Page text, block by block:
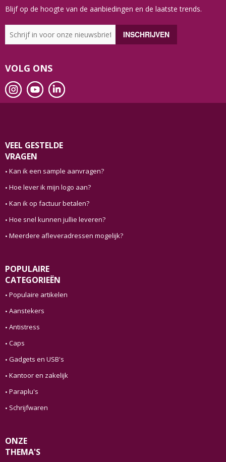
Blijf op de hoogte van de aanbiedingen en de laatste trends.
VOLG ONS
VEEL GESTELDE
VRAGEN
Kan ik een sample aanvragen?
Hoe lever ik mijn logo aan?
Kan ik op factuur betalen?
Hoe snel kunnen jullie leveren?
Meerdere afleveradressen mogelijk?
POPULAIRE
CATEGORIEËN
Populaire artikelen
Aanstekers
Antistress
Caps
Gadgets en USB's
Kantoor en zakelijk
Paraplu's
Schrijfwaren
ONZE
THEMA'S